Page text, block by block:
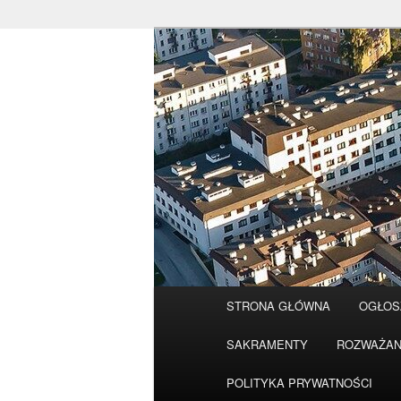
STRONA GŁÓWNA
SAKRAMENTY
POLITYKA PRYWATNOŚCI